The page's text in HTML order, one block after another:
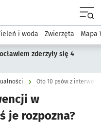
Środowisko we
i woda Zwierzęta Mapa
zderzyły się 4
Oto 10 psów z
w
je rozpozna?